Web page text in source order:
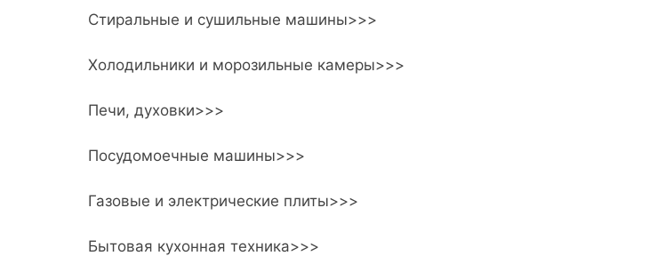
Стиральные и сушильные машины>>>
Холодильники и морозильные камеры>>>
Печи, духовки>>>
Посудомоечные машины>>>
Газовые и электрические плиты>>>
Бытовая кухонная техника>>>